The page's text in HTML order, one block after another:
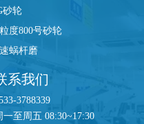
砂轮
度800号砂轮
蜗杆磨
系我们
3788339
一至周五 08:30~17:30